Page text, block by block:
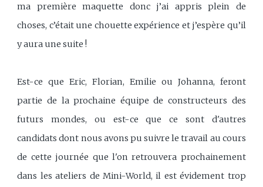
ma première maquette donc j’ai appris plein de
choses, c’était une chouette expérience et j’espère qu’il
y aura une suite !
Est-ce que Eric, Florian, Emilie ou Johanna, feront
partie de la prochaine équipe de constructeurs des
futurs mondes, ou est-ce que ce sont d'autres
candidats dont nous avons pu suivre le travail au cours
de cette journée que l'on retrouvera prochainement
dans les ateliers de Mini-World, il est évidement trop